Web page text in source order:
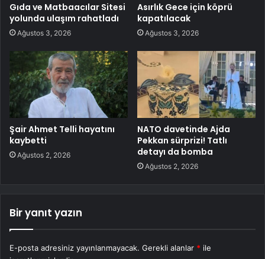
Gıda ve Matbaacılar Sitesi
yolunda ulaşım rahatladı
Ağustos 3, 2026
Asırlık Gece için köprü
kapatılacak
Ağustos 3, 2026
Şair Ahmet Telli hayatını
kaybetti
Ağustos 2, 2026
NATO davetinde Ajda
Pekkan sürprizi! Tatlı
detayı da bomba
Ağustos 2, 2026
Bir yanıt yazın
E-posta adresiniz yayınlanmayacak. Gerekli alanlar * ile